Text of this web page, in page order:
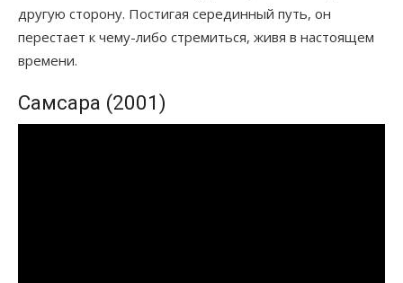
другую сторону. Постигая серединный путь, он
перестает к чему-либо стремиться, живя в настоящем
времени.
Самсара (2001)